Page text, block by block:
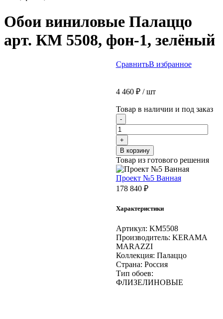
Обои виниловые Палаццо
арт. КМ 5508, фон-1, зелёный
СравнитьВ избранное
4 460 ₽/ шт
Товар в наличии и под заказ
- Количество
товара
Обои
виниловые
Палаццо
арт.
КМ
5508,
фон-1,
+
В корзину
Товар из готового решения
Проект №5 Ванная
178 840 ₽
Характеристики
Артикул: KM5508
Производитель: KERAMA
MARAZZI
Коллекция: Палаццо
Страна: Россия
Тип обоев:
ФЛИЗЕЛИНОВЫЕ